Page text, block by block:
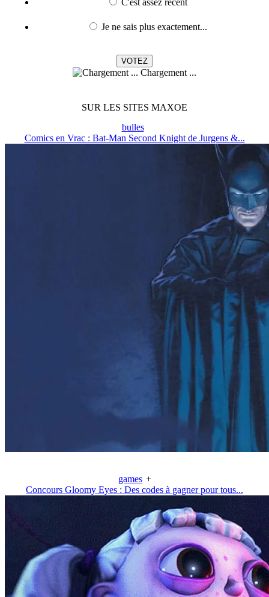
Je ne sais plus exactement...
Chargement ...
SUR LES SITES MAXOE
bulles
Comics en Vrac : Bat-Man Second Knight de Jurgens &...
games +
Concours Gloomy Eyes : Des codes à gagner pour tous...